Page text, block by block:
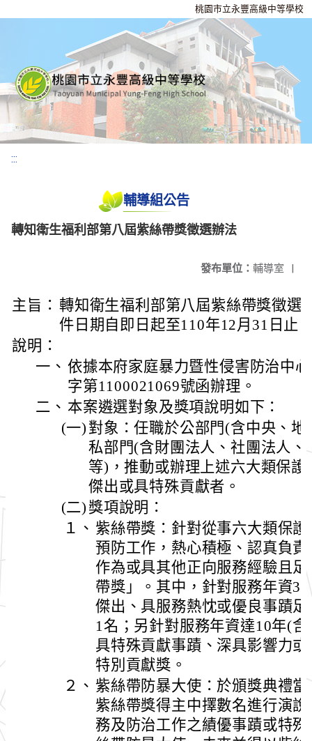
桃園市立永豐高級中等學校
:::
輔導組公告
轉知衛生福利部第八屆紫絲帶獎徵選辦法
發布單位： 輔導室 |
主旨： 轉知衛生福利部第八屆紫絲帶獎徵選
件日期自即日起至110年12月31日止
說明：
一、 依據本府家庭暴力暨性侵害防治中
字第1100021069號函辦理。
二、 本案遴選對象及獎項說明如下：
(一) 對象：任職於公部門(含中央、
私部門(含財團法人、社團法人
等)，推動或辦理上述六大類保
傑出或具特殊貢獻者。
(二) 獎項說明：
１、 紫絲帶獎：針對從事六大類保
預防工作，熱心積極、認真負
作為或具其他正向服務經驗且
帶獎」。其中，針對服務年資3
傑出、具服務熱忱或優良事蹟
1名；另針對服務年資達10年(
具特殊貢獻事蹟、深具影響力
特別貢獻獎。
２、 紫絲帶防暴大使：於頒獎典禮
紫絲帶獎得主中擇數名進行演
務及防治工作之績優事蹟或特